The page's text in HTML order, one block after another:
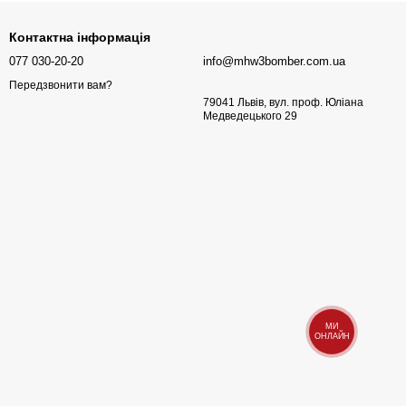
Контактна інформація
077 030-20-20
Передзвонити вам?
info@mhw3bomber.com.ua
79041 Львів, вул. проф. Юліана
Медведецького 29
МИ
ОНЛАЙН